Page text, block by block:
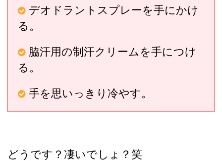
デオドラントスプレーを手にかけ
る。
脇汗用の制汗クリームを手につけ
る。
手を思いっきり冷やす。
どうです？凄いでしょ？笑